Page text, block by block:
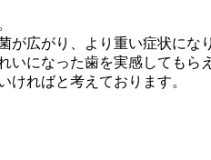
広がり、より重い症状にな
になった歯を実感してもら
ければと考えております。